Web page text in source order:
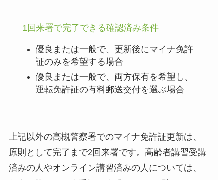
1回来署で完了できる確認済み条件
優良または一般で、更新後にマイナ免許
証のみを希望する場合
優良または一般で、両方保有を希望し、
運転免許証の有料郵送交付を選ぶ場合
上記以外の高槻警察署でのマイナ免許証更新は、
原則として完了まで2回来署です。高齢者講習受講
済みの人やオンライン講習済みの人については、